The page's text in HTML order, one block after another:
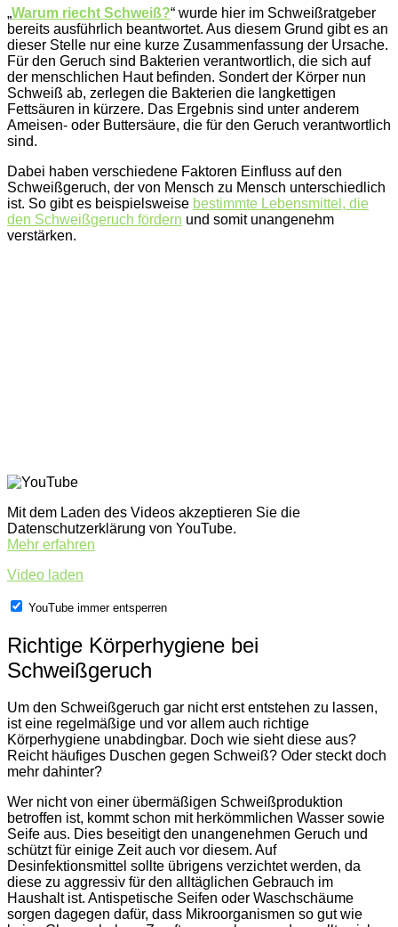
„Warum riecht Schweiß?“ wurde hier im Schweißratgeber
bereits ausführlich beantwortet. Aus diesem Grund gibt es an
dieser Stelle nur eine kurze Zusammenfassung der Ursache.
Für den Geruch sind Bakterien verantwortlich, die sich auf
der menschlichen Haut befinden. Sondert der Körper nun
Schweiß ab, zerlegen die Bakterien die langkettigen
Fettsäuren in kürzere. Das Ergebnis sind unter anderem
Ameisen- oder Buttersäure, die für den Geruch verantwortlich
sind.
Dabei haben verschiedene Faktoren Einfluss auf den
Schweißgeruch, der von Mensch zu Mensch unterschiedlich
ist. So gibt es beispielsweise bestimmte Lebensmittel, die
den Schweißgeruch fördern und somit unangenehm
verstärken.
Mit dem Laden des Videos akzeptieren Sie die
Datenschutzerklärung von YouTube.
Mehr erfahren
Video laden
YouTube immer entsperren
Richtige Körperhygiene bei
Schweißgeruch
Um den Schweißgeruch gar nicht erst entstehen zu lassen,
ist eine regelmäßige und vor allem auch richtige
Körperhygiene unabdingbar. Doch wie sieht diese aus?
Reicht häufiges Duschen gegen Schweiß? Oder steckt doch
mehr dahinter?
Wer nicht von einer übermäßigen Schweißproduktion
betroffen ist, kommt schon mit herkömmlichen Wasser sowie
Seife aus. Dies beseitigt den unangenehmen Geruch und
schützt für einige Zeit auch vor diesem. Auf
Desinfektionsmittel sollte übrigens verzichtet werden, da
diese zu aggressiv für den alltäglichen Gebrauch im
Haushalt ist. Antispetische Seifen oder Waschschäume
sorgen dagegen dafür, dass Mikroorganismen so gut wie